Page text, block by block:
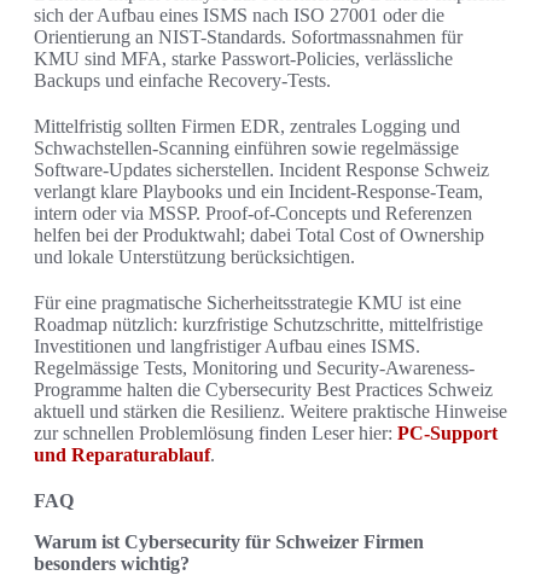
sich der Aufbau eines ISMS nach ISO 27001 oder die
Orientierung an NIST-Standards. Sofortmassnahmen für
KMU sind MFA, starke Passwort-Policies, verlässliche
Backups und einfache Recovery-Tests.
Mittelfristig sollten Firmen EDR, zentrales Logging und
Schwachstellen-Scanning einführen sowie regelmässige
Software-Updates sicherstellen. Incident Response Schweiz
verlangt klare Playbooks und ein Incident-Response-Team,
intern oder via MSSP. Proof-of-Concepts und Referenzen
helfen bei der Produktwahl; dabei Total Cost of Ownership
und lokale Unterstützung berücksichtigen.
Für eine pragmatische Sicherheitsstrategie KMU ist eine
Roadmap nützlich: kurzfristige Schutzschritte, mittelfristige
Investitionen und langfristiger Aufbau eines ISMS.
Regelmässige Tests, Monitoring und Security-Awareness-
Programme halten die Cybersecurity Best Practices Schweiz
aktuell und stärken die Resilienz. Weitere praktische Hinweise
zur schnellen Problemlösung finden Leser hier: PC-Support
und Reparaturablauf.
FAQ
Warum ist Cybersecurity für Schweizer Firmen
besonders wichtig?